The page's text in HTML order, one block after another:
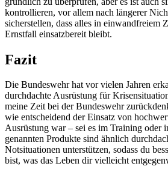
kontrollieren, vor allem nach längerer
sicherstellen, dass alles in einwandfreiem
Ernstfall einsatzbereit bleibt.
Fazit
Die Bundeswehr hat vor vielen Jahren
durchdachte Ausrüstung für
meine Zeit bei der Bundeswehr
wie entscheidend der Einsatz von
Ausrüstung war – sei es im Training oder
genannten Produkte sind ähnlich
Notsituationen unterstützen, sodass du
bist, was das Leben dir vielleicht